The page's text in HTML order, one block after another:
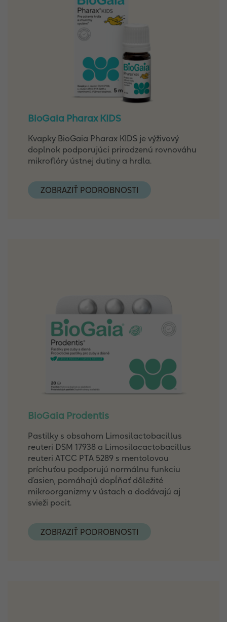
BioGaia Pharax KIDS
Kvapky BioGaia Pharax KIDS je výživový
doplnok podporujúci prirodzenú rovnováhu
mikroflóry ústnej dutiny a hrdla.
ZOBRAZIŤ PODROBNOSTI
BioGaia Prodentis
Pastilky s obsahom Limosilactobacillus
reuteri DSM 17938 a Limosilacactobacillus
reuteri ATCC PTA 5289 s mentolovou
príchuťou podporujú normálnu funkciu
ďasien, pomáhajú dopĺňať dôležité
mikroorganizmy v ústach a dodávajú aj
svieži pocit.
ZOBRAZIŤ PODROBNOSTI